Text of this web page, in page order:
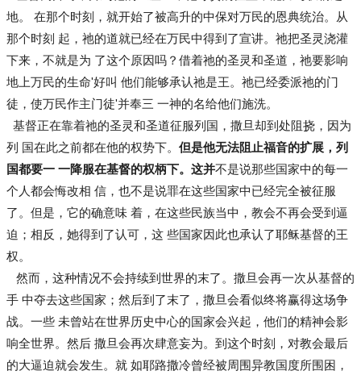
地。 在那个时刻，就开始了被高升的中保对万民的恩典统治。从
那个时刻 起，祂的道就已经在万民中得到了宣讲。祂把圣灵浇灌
下来，不就是为 了这个原因吗？借着祂的圣灵和圣道，祂要影响
地上万民的生命'好叫 他们能够承认祂是王。祂已经委派祂的门
徒，使万民作主门徒'并奉三 一神的名给他们施洗。
基督正在靠着祂的圣灵和圣道征服列国，撒旦却到处阻挠，因为
列 国在此之前都在他的权势下。 但是他无法阻止福音的扩展，列
国都要一 一降服在基督的权柄下。这并不是说那些国家中的每一
个人都会悔改相 信，也不是说罪在这些国家中已经完全被征服
了。但是，它的确意味 着，在这些民族当中，教会不再会受到逼
迫；相反，她得到了认可，这 些国家因此也承认了耶稣基督的王
权。
然而，这种情况不会持续到世界的末了。撒旦会再一次从基督的
手 中夺去这些国家；然后到了末了，撒旦会看似终将赢得这场争
战。一些 未曾站在世界历史中心的国家会兴起，他们的精神会影
响全世界。然后 撒旦会再次肆意妄为。到这个时刻，对教会最后
的大逼迫就会发生。就 如耶路撒冷曾经被周围异教国度所围困，